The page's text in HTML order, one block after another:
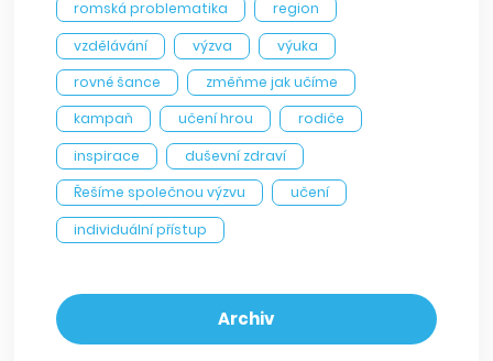
romská problematika
region
vzdělávání
výzva
výuka
rovné šance
změňme jak učíme
kampaň
učení hrou
rodiče
inspirace
duševní zdraví
Řešíme společnou výzvu
učení
individuální přístup
Archiv